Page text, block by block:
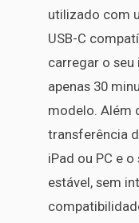
utilizado com
USB-C
carregar o seu
apenas 30
modelo. Além
transferência
iPad ou PC e
estável, sem